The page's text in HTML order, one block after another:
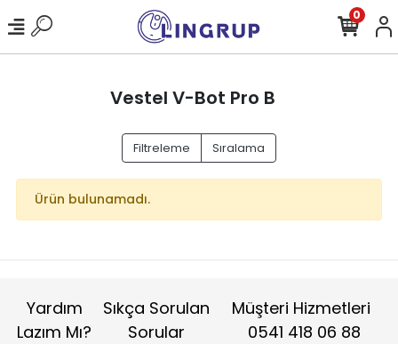
0
Vestel V-Bot Pro B
Filtreleme Sıralama
Ürün bulunamadı.
Yardım
Lazım Mı?
Sıkça Sorulan
Sorular
Müşteri Hizmetleri
0541 418 06 88